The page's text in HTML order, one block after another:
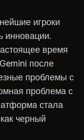
игроки
инновации.
время
после
проблемы с
проблема с
стала
черный